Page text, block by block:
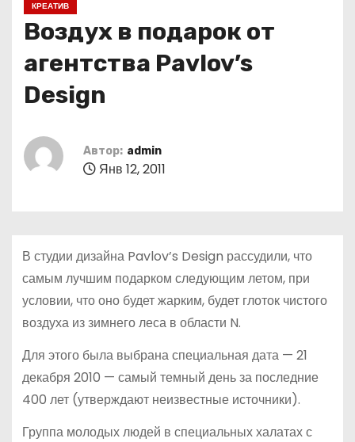
КРЕАТИВ
Воздух в подарок от
агентства Pavlov’s
Design
Автор: admin
Янв 12, 2011
В студии дизайна Pavlov’s Design рассудили, что
самым лучшим подарком следующим летом, при
условии, что оно будет жарким, будет глоток чистого
воздуха из зимнего леса в области N.
Для этого была выбрана специальная дата — 21
декабря 2010 — самый темный день за последние
400 лет (утверждают неизвестные источники).
Группа молодых людей в специальных халатах с